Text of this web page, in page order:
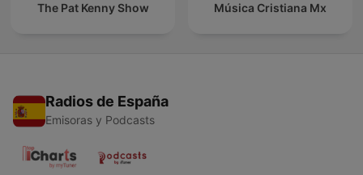
The Pat Kenny Show Música Cristiana Mx
Radios de España
Emisoras y Podcasts